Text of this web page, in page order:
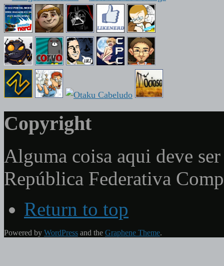
Copyright
Alguma coisa aqui deve
República Federativa
Return to top
Powered by WordPress and the Graphene Theme.